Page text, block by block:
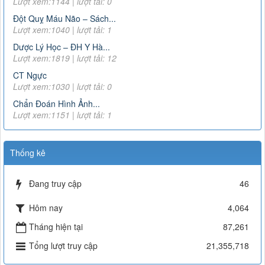
thuốc chứa hoạt chất metformin điều trị đái tháo đường tuýp
II
Lượt xem:6377 | lượt tải:111
163/2025/NĐ-CP
Nghị định số 163/2025/NĐ-CP của Chính phủ: Quy định chi
tiết một số điều và biện pháp để tổ chức, hướng dẫn thi
hành Luật Dược
Lượt xem:2912 | lượt tải:0
3468
Hướng dẫn tạm thời giám sát và phòng, chống COVID-19
TT-52/2017-BYT
THÔNG TƯ QUY ĐỊNH VỀ ĐƠN THUỐC VÀ VIỆC KÊ ĐƠN
TRÚ
51/2017/TT-BYT
THÔNG TƯ HƯỚNG DẪN PHÒNG, CHẨN ĐOÁN VÀ XỬ TRÍ
PHẢN VỆ
Lượt xem:11753 | lượt tải:2327
Đột Quỵ Máu Não – Sách...
Lượt xem:1040 | lượt tải: 1
Dược Lý Học – ĐH Y Hà...
Lượt xem:1819 | lượt tải: 12
CT Ngực
Lượt xem:1030 | lượt tải: 0
Chẩn Đoán Hình Ảnh...
Lượt xem:1151 | lượt tải: 1
Thống kê
Đang truy cập 46
Hôm nay
4,064
Tháng hiện tại
87,261
Tổng lượt truy cập
21,355,718